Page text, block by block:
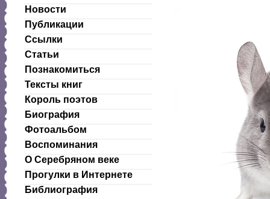
Новости
Публикации
Ссылки
Статьи
Познакомиться
Тексты книг
Король поэтов
Биография
Фотоальбом
Воспоминания
О Серебряном веке
Прогулки в Интернете
Библиография